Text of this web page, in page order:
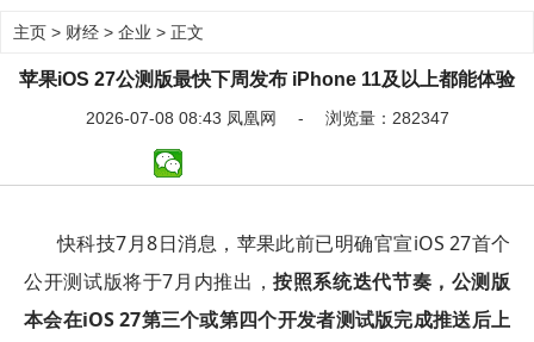
主页 > 财经 > 企业 > 正文
苹果iOS 27公测版最快下周发布 iPhone 11及以上都能体验
2026-07-08 08:43 凤凰网 - 浏览量：282347
快科技7月8日消息，苹果此前已明确官宣iOS 27首个
公开测试版将于7月内推出，按照系统迭代节奏， 公测版
本会在iOS 27第三个或第四个开发者测试版完成推送后上